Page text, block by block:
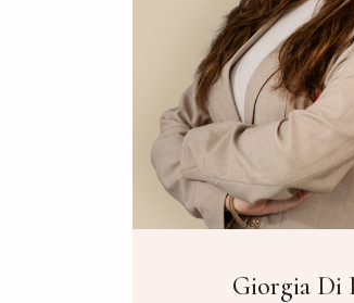
Giorgia Di